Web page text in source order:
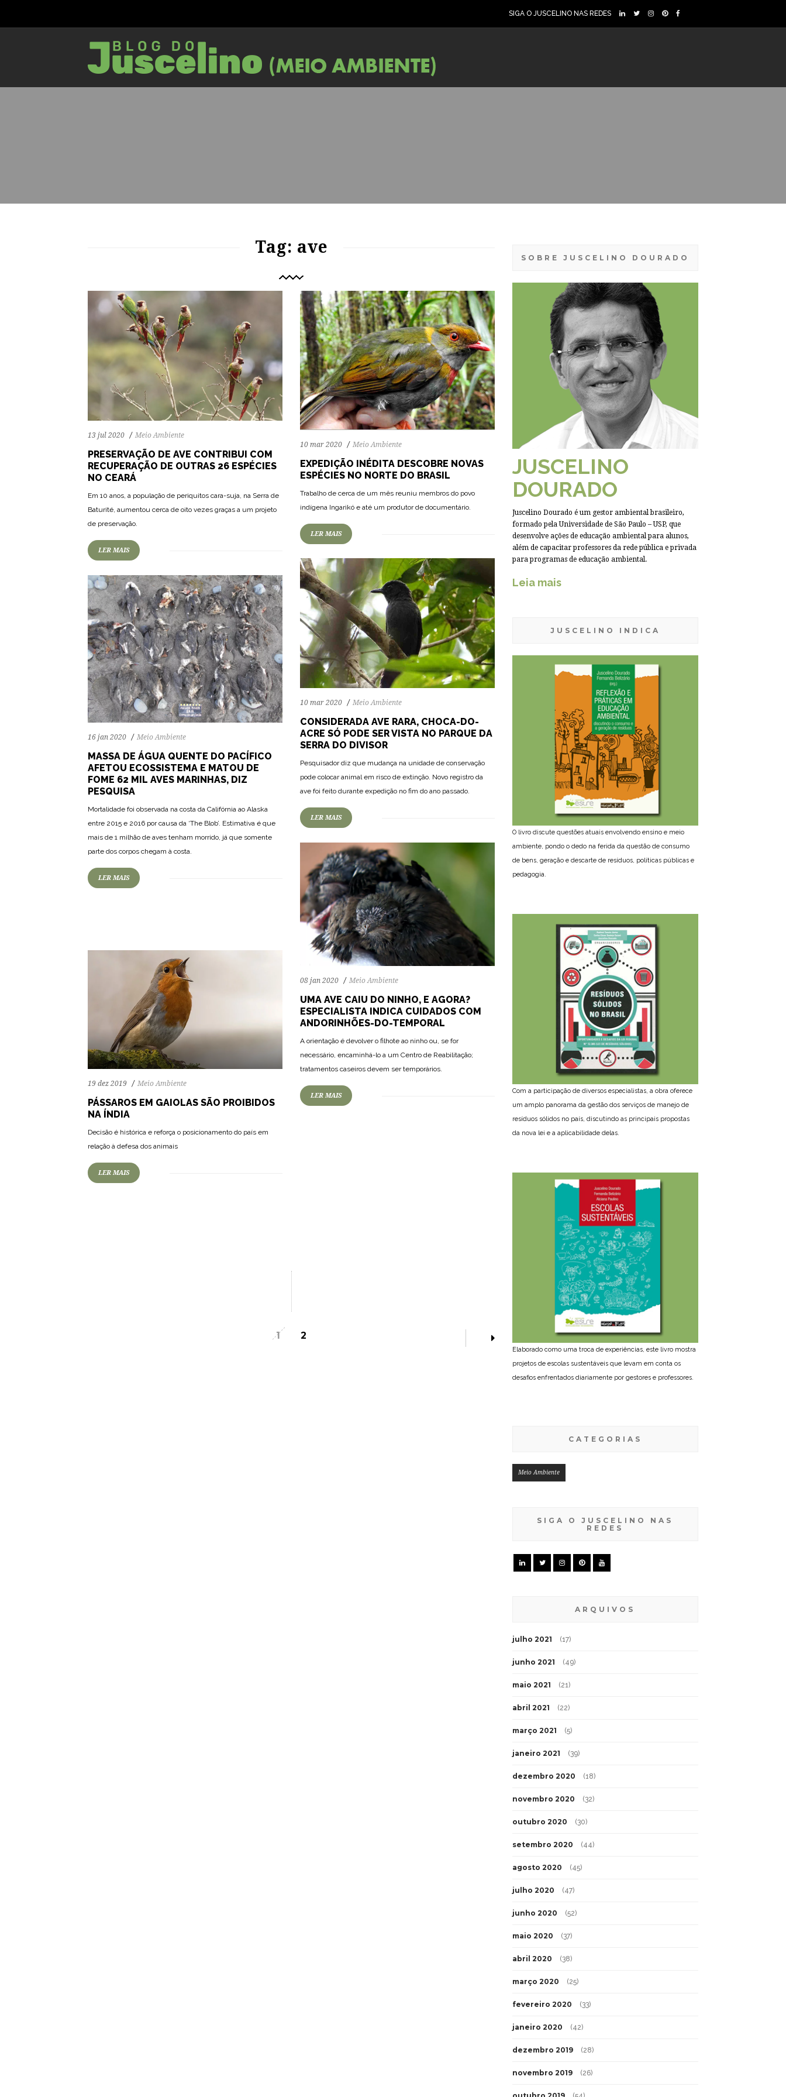
SIGA O JUSCELINO NAS REDES
Tag: ave
13 jul 2020 Meio Ambiente
PRESERVAÇÃO DE AVE CONTRIBUI COM
RECUPERAÇÃO DE OUTRAS 26 ESPÉCIES
NO CEARÁ
Em 10 anos, a população de periquitos cara-suja, na Serra de
Baturité, aumentou cerca de oito vezes graças a um projeto
de preservação.
LER MAIS
10 mar 2020 Meio Ambiente
EXPEDIÇÃO INÉDITA DESCOBRE NOVAS
ESPÉCIES NO NORTE DO BRASIL
Trabalho de cerca de um mês reuniu membros do povo
indígena Ingarikó e até um produtor de documentário.
LER MAIS
10 mar 2020 Meio Ambiente
CONSIDERADA AVE RARA, CHOCA-DO-
ACRE SÓ PODE SER VISTA NO PARQUE DA
SERRA DO DIVISOR
Pesquisador diz que mudança na unidade de conservação
pode colocar animal em risco de extinção. Novo registro da
ave foi feito durante expedição no fim do ano passado.
LER MAIS
16 jan 2020 Meio Ambiente
MASSA DE ÁGUA QUENTE DO PACÍFICO
AFETOU ECOSSISTEMA E MATOU DE
FOME 62 MIL AVES MARINHAS, DIZ
PESQUISA
Mortalidade foi observada na costa da Califórnia ao Alaska
entre 2015 e 2016 por causa da ‘The Blob’. Estimativa é que
mais de 1 milhão de aves tenham morrido, já que somente
parte dos corpos chegam à costa.
LER MAIS
08 jan 2020 Meio Ambiente
UMA AVE CAIU DO NINHO, E AGORA?
ESPECIALISTA INDICA CUIDADOS COM
ANDORINHÕES-DO-TEMPORAL
A orientação é devolver o filhote ao ninho ou, se for
necessário, encaminhá-lo a um Centro de Reabilitação;
tratamentos caseiros devem ser temporários.
LER MAIS
19 dez 2019 Meio Ambiente
PÁSSAROS EM GAIOLAS SÃO PROIBIDOS
NA ÍNDIA
Decisão é histórica e reforça o posicionamento do país em
relação à defesa dos animais
LER MAIS
1 2
SOBRE JUSCELINO DOURADO
JUSCELINO
DOURADO
Juscelino Dourado é um gestor ambiental brasileiro,
formado pela Universidade de São Paulo – USP, que
desenvolve ações de educação ambiental para alunos,
além de capacitar professores da rede pública e privada
para programas de educação ambiental.
Leia mais
JUSCELINO INDICA
O livro discute questões atuais envolvendo ensino e meio
ambiente, pondo o dedo na ferida da questão de consumo
de bens, geração e descarte de resíduos, políticas públicas e
pedagogia.
Com a participação de diversos especialistas, a obra oferece
um amplo panorama da gestão dos serviços de manejo de
resíduos sólidos no país, discutindo as principais propostas
da nova lei e a aplicabilidade delas.
Elaborado como uma troca de experiências, este livro mostra
projetos de escolas sustentáveis que levam em conta os
desafios enfrentados diariamente por gestores e professores.
CATEGORIAS
Meio Ambiente
SIGA O JUSCELINO NAS
REDES
ARQUIVOS
julho 2021 (17)
junho 2021 (49)
maio 2021 (21)
abril 2021 (22)
março 2021 (5)
janeiro 2021 (39)
dezembro 2020 (18)
novembro 2020 (32)
outubro 2020 (30)
setembro 2020 (44)
agosto 2020 (45)
julho 2020 (47)
junho 2020 (52)
maio 2020 (37)
abril 2020 (38)
março 2020 (25)
fevereiro 2020 (33)
janeiro 2020 (42)
dezembro 2019 (28)
novembro 2019 (26)
outubro 2019